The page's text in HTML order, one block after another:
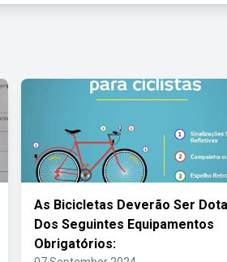
As Bicicletas Deverão Ser
Dos Seguintes Equipamentos
Obrigatórios: